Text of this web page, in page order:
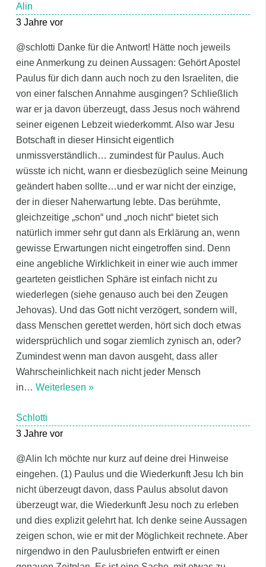
Alin
3 Jahre vor
@schlotti Danke für die Antwort! Hätte noch jeweils
eine Anmerkung zu deinen Aussagen: Gehört Apostel
Paulus für dich dann auch noch zu den Israeliten, die
von einer falschen Annahme ausgingen? Schließlich
war er ja davon überzeugt, dass Jesus noch während
seiner eigenen Lebzeit wiederkommt. Also war Jesu
Botschaft in dieser Hinsicht eigentlich
unmissverständlich… zumindest für Paulus. Auch
wüsste ich nicht, wann er diesbezüglich seine Meinung
geändert haben sollte…und er war nicht der einzige,
der in dieser Naherwartung lebte. Das berühmte,
gleichzeitige „schon“ und „noch nicht“ bietet sich
natürlich immer sehr gut dann als Erklärung an, wenn
gewisse Erwartungen nicht eingetroffen sind. Denn
eine angebliche Wirklichkeit in einer wie auch immer
gearteten geistlichen Sphäre ist einfach nicht zu
wiederlegen (siehe genauso auch bei den Zeugen
Jehovas). Und das Gott nicht verzögert, sondern will,
dass Menschen gerettet werden, hört sich doch etwas
widersprüchlich und sogar ziemlich zynisch an, oder?
Zumindest wenn man davon ausgeht, dass aller
Wahrscheinlichkeit nach nicht jeder Mensch
in… Weiterlesen »
Schlotti
3 Jahre vor
@Alin Ich möchte nur kurz auf deine drei Hinweise
eingehen. (1) Paulus und die Wiederkunft Jesu Ich bin
nicht überzeugt davon, dass Paulus absolut davon
überzeugt war, die Wiederkunft Jesu noch zu erleben
und dies explizit gelehrt hat. Ich denke seine Aussagen
zeigen schon, wie er mit der Möglichkeit rechnete. Aber
nirgendwo in den Paulusbriefen entwirft er einen